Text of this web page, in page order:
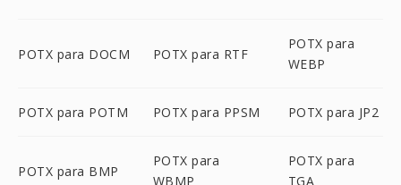
POTX para DOCM POTX para RTF
POTX para
WEBP
POTX para POTM POTX para PPSM POTX para JP2
POTX para BMP
POTX para
WBMP
POTX para
TGA